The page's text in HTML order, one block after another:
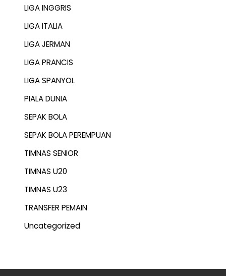
LIGA INGGRIS
LIGA ITALIA
LIGA JERMAN
LIGA PRANCIS
LIGA SPANYOL
PIALA DUNIA
SEPAK BOLA
SEPAK BOLA PEREMPUAN
TIMNAS SENIOR
TIMNAS U20
TIMNAS U23
TRANSFER PEMAIN
Uncategorized